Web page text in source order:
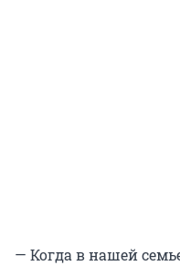
— Когда в нашей